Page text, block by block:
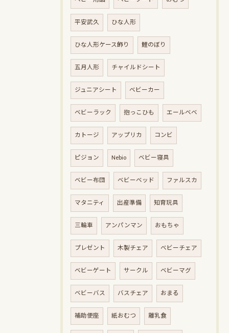
平安武久 ひな人形
ひな人形ケース飾り 鯉のぼり
五月人形 チャイルドシート
ジュニアシート ベビーカー
ベビーラック 抱っこひも エールベベ
カトージ アップリカ コンビ
ピジョン Nebio ベビー寝具
ベビー布団 ベビーベッド ファルスカ
マタニティ 出産準備 知育玩具
三輪車 アンパンマン おもちゃ
プレゼント 木製チェア ベビーチェア
ベビーゲート サークル ベビーマグ
ベビーバス バスチェア おまる
補助便座 紙おむつ 離乳食